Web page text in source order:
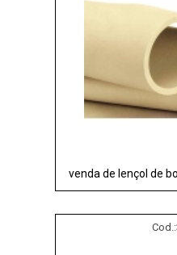
venda de lençol de
Cod.: